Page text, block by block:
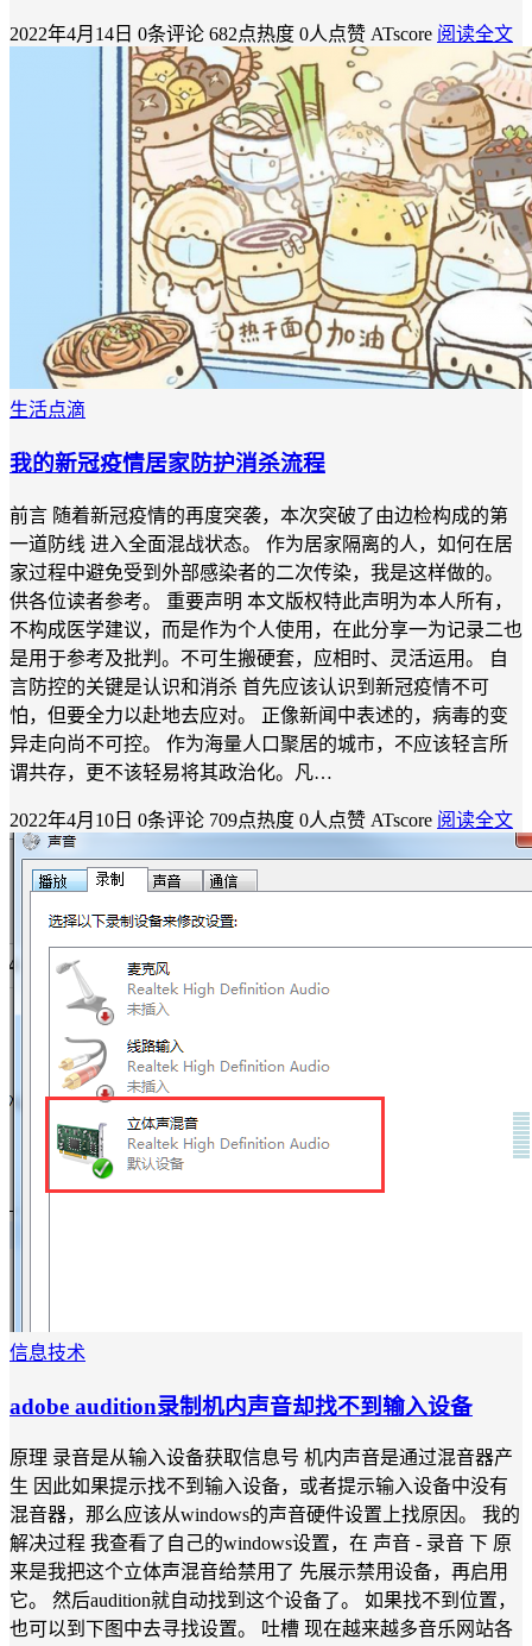
2022年4月14日 0条评论 682点热度 0人点赞 ATscore 阅读全文
生活点滴
我的新冠疫情居家防护消杀流程
前言 随着新冠疫情的再度突袭，本次突破了由边检构成的第
一道防线 进入全面混战状态。 作为居家隔离的人，如何在居
家过程中避免受到外部感染者的二次传染，我是这样做的。
供各位读者参考。 重要声明 本文版权特此声明为本人所有，
不构成医学建议，而是作为个人使用，在此分享一为记录二也
是用于参考及批判。不可生搬硬套，应相时、灵活运用。 自
言防控的关键是认识和消杀 首先应该认识到新冠疫情不可
怕，但要全力以赴地去应对。 正像新闻中表述的，病毒的变
异走向尚不可控。 作为海量人口聚居的城市，不应该轻言所
谓共存，更不该轻易将其政治化。凡…
2022年4月10日 0条评论 709点热度 0人点赞 ATscore 阅读全文
信息技术
adobe audition录制机内声音却找不到输入设备
原理 录音是从输入设备获取信息号 机内声音是通过混音器产
生 因此如果提示找不到输入设备，或者提示输入设备中没有
混音器，那么应该从windows的声音硬件设置上找原因。 我的
解决过程 我查看了自己的windows设置，在 声音 - 录音 下 原
来是我把这个立体声混音给禁用了 先展示禁用设备，再启用
它。 然后audition就自动找到这个设备了。 如果找不到位置，
也可以到下图中去寻找设置。 吐槽 现在越来越多音乐网站各